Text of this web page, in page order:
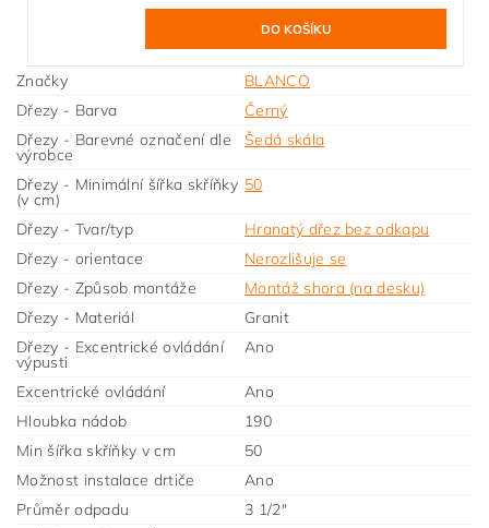
Značky
BLANCO
Dřezy - Barva
Černý
Dřezy - Barevné označení dle
výrobce
Šedá skála
Dřezy - Minimální šířka skříňky
(v cm)
50
Dřezy - Tvar/typ
Hranatý dřez bez odkapu
Dřezy - orientace
Nerozlišuje se
Dřezy - Způsob montáže
Montáž shora (na desku)
Dřezy - Materiál
Granit
Dřezy - Excentrické ovládání
výpusti
Ano
Excentrické ovládání
Ano
Hloubka nádob
190
Min šířka skříňky v cm
50
Možnost instalace drtiče
Ano
Průměr odpadu
3 1/2"